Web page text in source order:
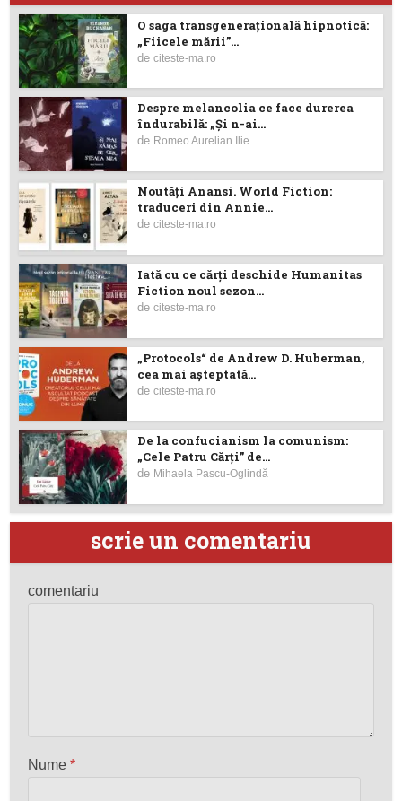
O saga transgenerațională hipnotică:
„Fiicele mării”...
deciteste-ma.ro
Despre melancolia ce face durerea
îndurabilă: „Și n-ai...
de Romeo Aurelian Ilie
Noutăţi Anansi. World Fiction:
traduceri din Annie...
deciteste-ma.ro
Iată cu ce cărţi deschide Humanitas
Fiction noul sezon...
deciteste-ma.ro
„Protocols“ de Andrew D. Huberman,
cea mai așteptată...
deciteste-ma.ro
De la confucianism la comunism:
„Cele Patru Cărți” de...
de Mihaela Pascu-Oglindă
scrie un comentariu
comentariu
Nume*